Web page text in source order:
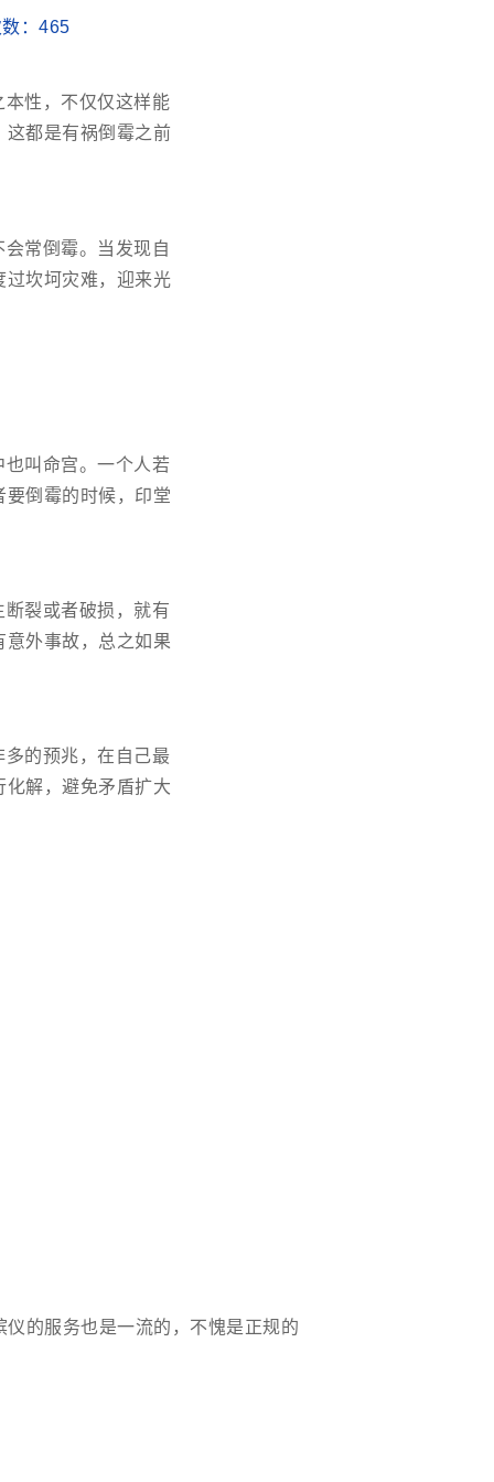
：465
性，不仅仅这样能
这都是有祸倒霉之前
常倒霉。当发现自
过坎坷灾难，迎来光
叫命宫。一个人若
倒霉的时候，印堂
裂或者破损，就有
外事故，总之如果
的预兆，在自己最
解，避免矛盾扩大
的服务也是一流的，不愧是正规的